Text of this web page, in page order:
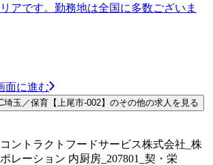
アです。勤務地は全国に多数ございま
面に進む
埼玉／保育【上尾市-002】のその他の求人を見る
ントラクトフードサービス株式会社_株
レーション 内厨房_207801_契・栄